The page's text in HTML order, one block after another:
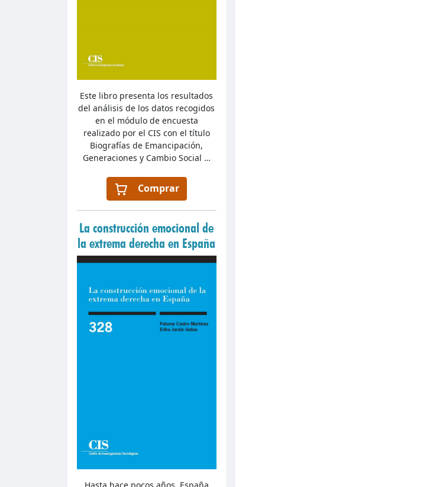
Este libro presenta los resultados
del análisis de los datos recogidos
en el módulo de encuesta
realizado por el CIS con el título
Biografías de Emancipación,
Generaciones y Cambio Social …
Comprar
La construcción emocional de
la extrema derecha en España